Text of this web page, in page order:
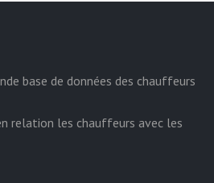
base de données des chauffeurs
relation les chauffeurs avec les